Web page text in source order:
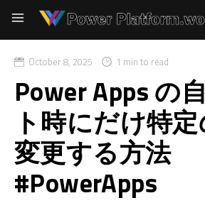
October 8, 2025 1 min to read
Power Apps の
ト時にだけ特
変更する方法
#PowerApps